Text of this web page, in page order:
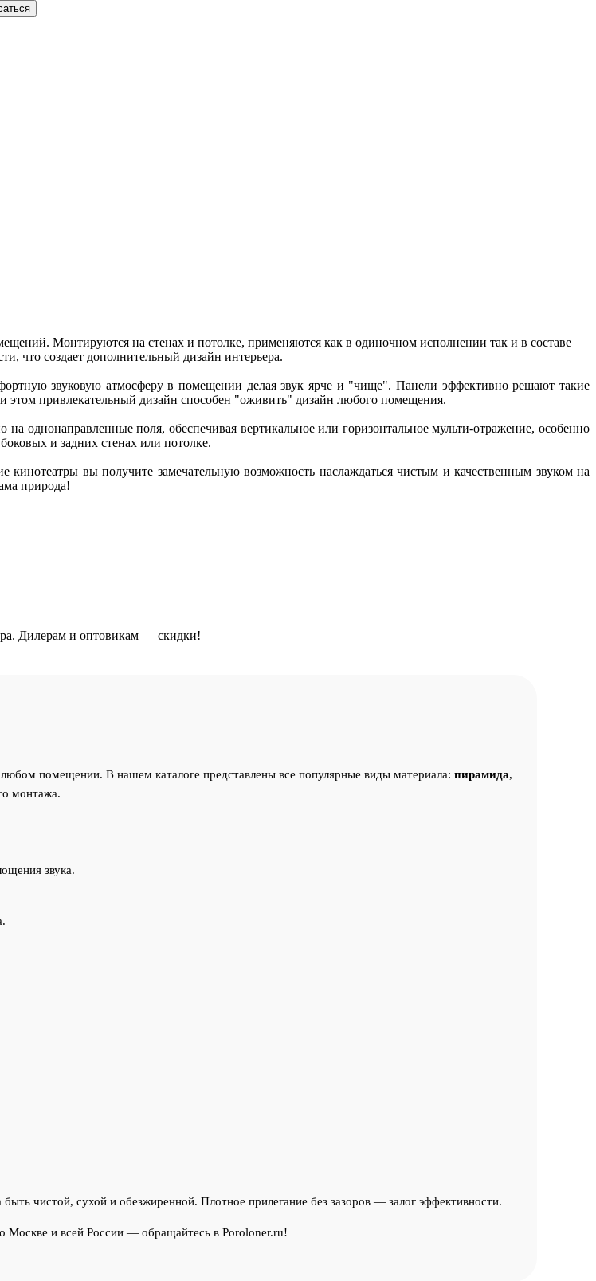
Монтируются на стенах и потолке, применяются как в одиночном исполнении так и в составе
что создает дополнительный дизайн интерьера.
звуковую атмосферу в помещении делая звук ярче и "чище". Панели эффективно решают такие
этом привлекательный дизайн способен "оживить" дизайн любого помещения.
однонаправленные поля, обеспечивая вертикальное или горизонтальное мульти-отражение, особенно
и задних стенах или потолке.
вы получите замечательную возможность наслаждаться чистым и качественным звуком на
природа!
Дилерам и оптовикам — скидки!
помещении. В нашем каталоге представлены все популярные виды материала: пирамида,
монтажа.
звука.
чистой, сухой и обезжиренной. Плотное прилегание без зазоров — залог эффективности.
Москве и всей России — обращайтесь в Poroloner.ru!